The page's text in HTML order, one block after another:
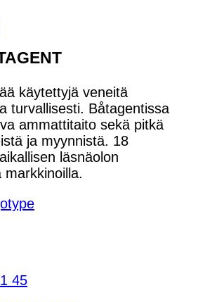
käytettyjä veneitä
turvallisesti. Båtagentissa
ammattitaito sekä pitkä
ja myynnistä. 18
läsnäolon
markkinoilla.
45